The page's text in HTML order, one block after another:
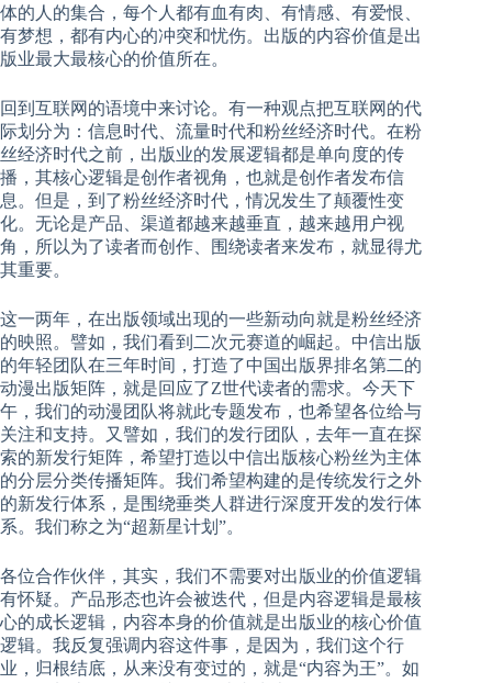
体的人的集合，每个人都有血有肉、有情感、有爱恨、
有梦想，都有内心的冲突和忧伤。出版的内容价值是出
版业最大最核心的价值所在。
回到互联网的语境中来讨论。有一种观点把互联网的代
际划分为：信息时代、流量时代和粉丝经济时代。在粉
丝经济时代之前，出版业的发展逻辑都是单向度的传
播，其核心逻辑是创作者视角，也就是创作者发布信
息。但是，到了粉丝经济时代，情况发生了颠覆性变
化。无论是产品、渠道都越来越垂直，越来越用户视
角，所以为了读者而创作、围绕读者来发布，就显得尤
其重要。
这一两年，在出版领域出现的一些新动向就是粉丝经济
的映照。譬如，我们看到二次元赛道的崛起。中信出版
的年轻团队在三年时间，打造了中国出版界排名第二的
动漫出版矩阵，就是回应了Z世代读者的需求。今天下
午，我们的动漫团队将就此专题发布，也希望各位给与
关注和支持。又譬如，我们的发行团队，去年一直在探
索的新发行矩阵，希望打造以中信出版核心粉丝为主体
的分层分类传播矩阵。我们希望构建的是传统发行之外
的新发行体系，是围绕垂类人群进行深度开发的发行体
系。我们称之为“超新星计划”。
各位合作伙伴，其实，我们不需要对出版业的价值逻辑
有怀疑。产品形态也许会被迭代，但是内容逻辑是最核
心的成长逻辑，内容本身的价值就是出版业的核心价值
逻辑。我反复强调内容这件事，是因为，我们这个行
业，归根结底，从来没有变过的，就是“内容为王”。如